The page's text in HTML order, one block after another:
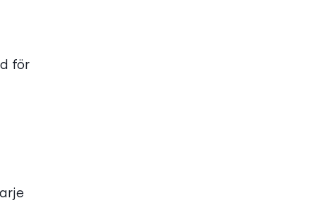
för